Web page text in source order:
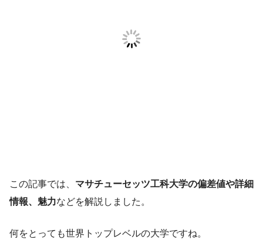
この記事では、 マサチューセッツ工科大学の偏差値や詳細
情報、魅力などを解説しました。
何をとっても世界トップレベルの大学ですね。